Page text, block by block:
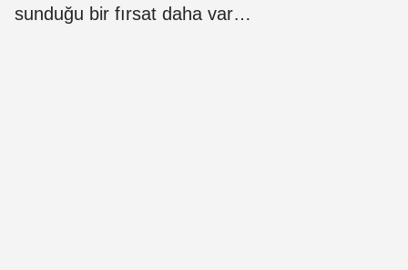
sunduğu bir fırsat daha var…